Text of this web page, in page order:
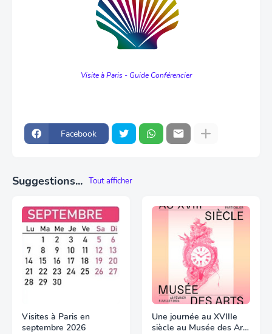
Visite à Paris - Guide Conférencier
Facebook
Suggestions... Tout afficher
Visites à Paris en
septembre 2026
Une journée au XVIIIe
siècle au Musée des Arts